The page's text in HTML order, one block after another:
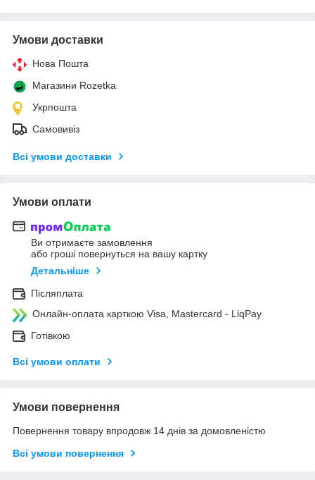
Умови доставки
Нова Пошта
Магазини Rozetka
Укрпошта
Самовивіз
Всі умови доставки
Умови оплати
Ви отримаєте замовлення
або гроші повернуться на вашу картку
Детальніше
Післяплата
Онлайн-оплата карткою Visa, Mastercard - LiqPay
Готівкою
Всі умови оплати
Умови повернення
Повернення товару впродовж 14 днів за домовленістю
Всі умови повернення